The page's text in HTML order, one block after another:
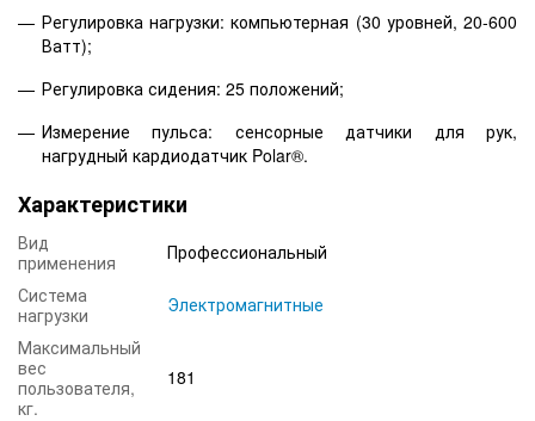
Регулировка нагрузки: компьютерная (30 уровней, 20-600
Ватт);
Регулировка сидения: 25 положений;
Измерение пульса: сенсорные датчики для рук,
нагрудный кардиодатчик Polar®.
Характеристики
Вид
применения
Профессиональный
Система
нагрузки
Электромагнитные
Максимальный
вес
пользователя,
кг.
181